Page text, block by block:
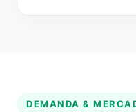
DEMANDA &